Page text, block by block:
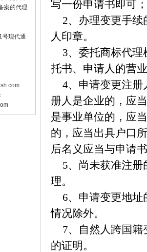
案的代理
号现代通
写一份申请书即可
2、办理变更手续
人印章。
3、委托商标代理
托书、申请人的营
4、申请变更注册
册人是企业的，应
是事业单位的，应
的，应当出具户口
后名义应当与申请
5、尚未获准注册
理。
6、申请变更地址
情况除外。
7、自然人跨国籍
的证明。